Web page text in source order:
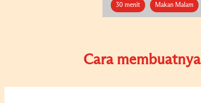
30 menit Makan Malam
Cara membuatnya